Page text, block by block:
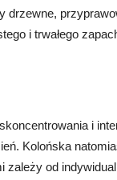
drzewne,
i trwałego
i
Kolońska
zależy od